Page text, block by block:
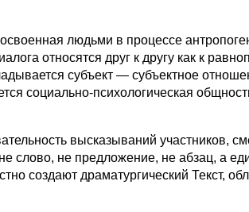
людьми в процессе
относятся друг к другу как к
субъект — субъектное
социально-психологическая
высказываний участников,
слово, не предложение, не абзац, а
создают драматургический Текст,